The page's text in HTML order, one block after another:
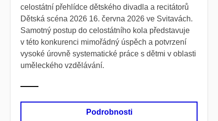
celostátní přehlídce dětského divadla a recitátorů
Dětská scéna 2026 16. června 2026 ve Svitavách.
Samotný postup do celostátního kola představuje
v této konkurenci mimořádný úspěch a potvrzení
vysoké úrovně systematické práce s dětmi v oblasti
uměleckého vzdělávání.
Podrobnosti